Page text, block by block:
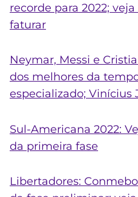
recorde para 2022;
faturar
Neymar, Messi e
dos melhores da
especializado; Vinícius
Sul-Americana 2022:
da primeira fase
Libertadores: